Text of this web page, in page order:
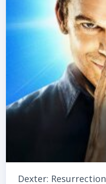
Dexter: Resurrection